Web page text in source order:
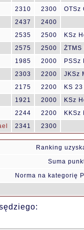
2310 2300
OTSz
2437
2400
2535 2500
KSz
2575 2500
ŻTMS
1985 2000
PSSz
2303 2200
JKSz
2175 2200
KS
1921 2000
KSz
2244 2200
KKSz
2341 2300
Ranking
Suma
Norma na kategorię